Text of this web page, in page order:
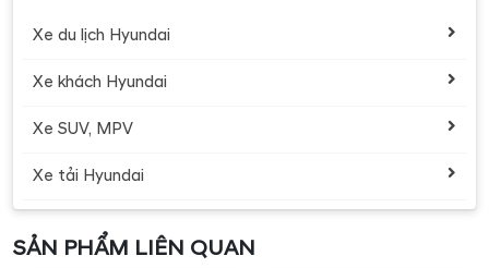
VẬN HÀNH VƯỢT TRỘI VÀ AN TOÀN
Xe du lịch Hyundai
Xe khách Hyundai
Xe SUV, MPV
Xe tải Hyundai
SẢN PHẨM LIÊN QUAN